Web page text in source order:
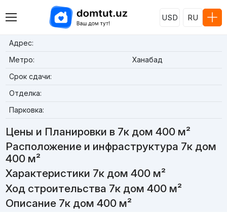
USD RU
Адрес:
Метро:
Ханабад
Срок сдачи:
Отделка:
Парковка:
Цены и Планировки в 7к дом 400 м²
Расположение и инфраструктура 7к дом
400 м²
Характеристики 7к дом 400 м²
Ход строительства 7к дом 400 м²
Описание 7к дом 400 м²